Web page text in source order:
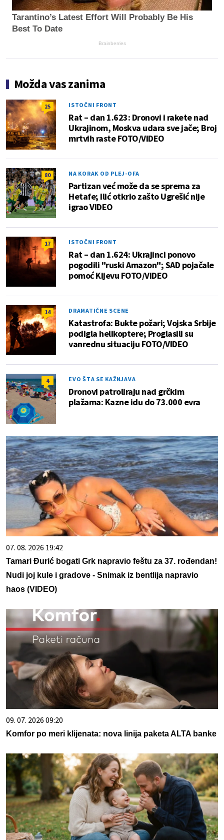
Tarantino’s Latest Effort Will Probably Be His
Best To Date
Brainberries
Možda vas zanima
25 ISTOČNI FRONT
Rat – dan 1.623: Dronovi i rakete nad
Ukrajinom, Moskva udara sve jače; Broj
mrtvih raste FOTO/VIDEO
80 NA KORAK OD PLEJ-OFA
Partizan već može da se sprema za
Hetafe; Ilić otkrio zašto Ugrešić nije
igrao VIDEO
17 ISTOČNI FRONT
Rat – dan 1.624: Ukrajinci ponovo
pogodili "ruski Amazon"; SAD pojačale
pomoć Kijevu FOTO/VIDEO
14 DRAMATIČNE SCENE
Katastrofa: Bukte požari; Vojska Srbije
podigla helikoptere; Proglasili su
vanrednu situaciju FOTO/VIDEO
4 EVO ŠTA SE KAŽNJAVA
Dronovi patroliraju nad grčkim
plažama: Kazne idu do 73.000 evra
07. 08. 2026 19:42
Tamari Đurić bogati Grk napravio feštu za 37. rođendan!
Nudi joj kule i gradove - Snimak iz bentlija napravio
haos (VIDEO)
09. 07. 2026 09:20
Komfor po meri klijenata: nova linija paketa ALTA banke